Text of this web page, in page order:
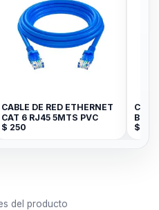
CABLE DE RED ETHERNET
CAT 6 RJ45 5MTS PVC
$ 250
$
del producto